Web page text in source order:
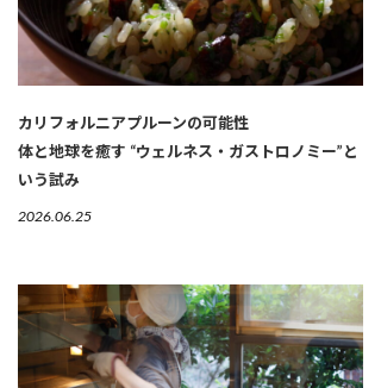
カリフォルニアプルーンの可能性
体と地球を癒す “ウェルネス・ガストロノミー”と
いう試み
2026.06.25